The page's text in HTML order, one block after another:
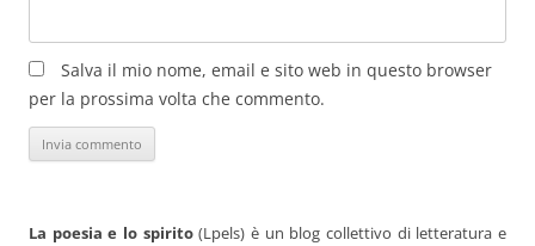
Salva il mio nome, email e sito web in questo browser
per la prossima volta che commento.
La poesia e lo spirito(Lpels) è un blog collettivo di letteratura e